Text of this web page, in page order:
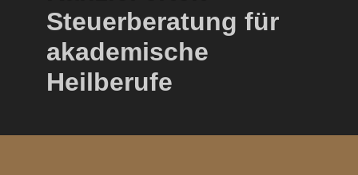
(IFU/ISM gGmbH)
Steuerberatung für
akademische
Heilberufe